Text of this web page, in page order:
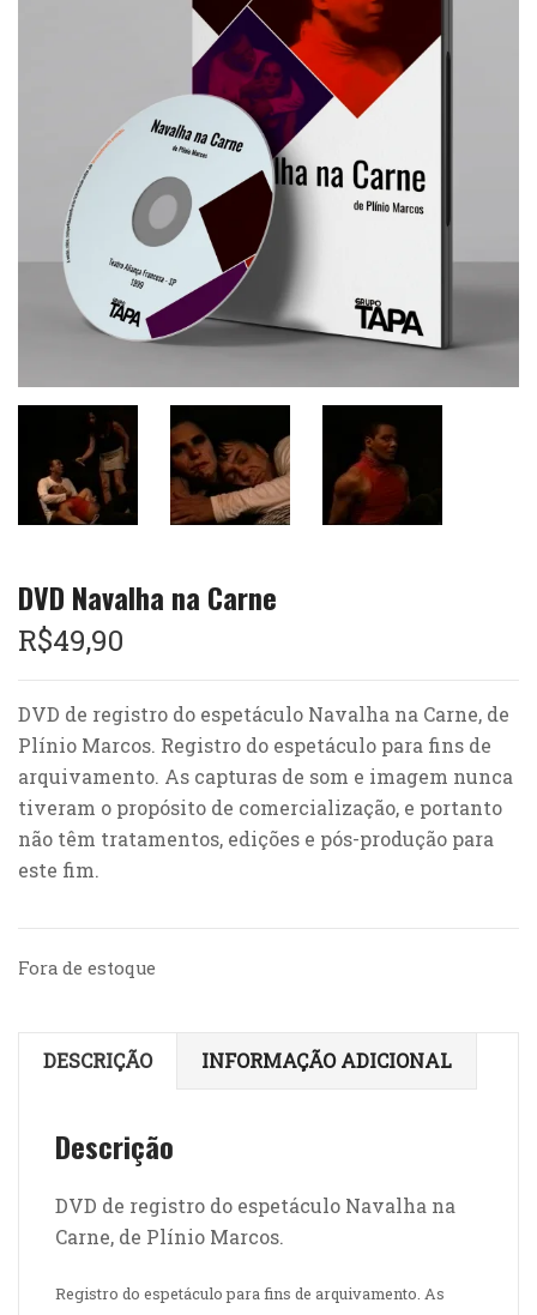
DVD Navalha na Carne
R$49,90
DVD de registro do espetáculo Navalha na Carne, de
Plínio Marcos. Registro do espetáculo para fins de
arquivamento. As capturas de som e imagem nunca
tiveram o propósito de comercialização, e portanto
não têm tratamentos, edições e pós-produção para
este fim.
Fora de estoque
DESCRIÇÃO INFORMAÇÃO ADICIONAL
Descrição
DVD de registro do espetáculo Navalha na
Carne, de Plínio Marcos.
Registro do espetáculo para fins de arquivamento. As